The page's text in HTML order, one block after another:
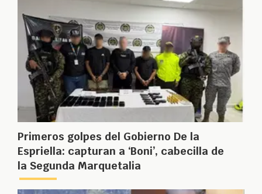
Primeros golpes del Gobierno De la
Espriella: capturan a ‘Boni’, cabecilla de
la Segunda Marquetalia